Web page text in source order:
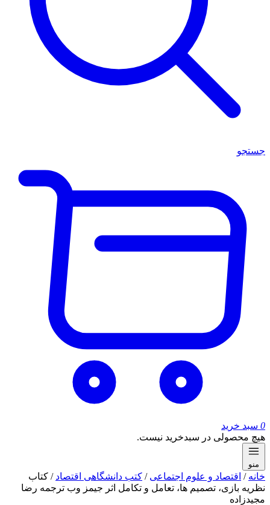
جستجو
0 سبد خرید
هیچ محصولی در سبدخرید نیست.
منو
خانه / اقتصاد و علوم اجتماعی / کتب دانشگاهی اقتصاد / کتاب
نظریه بازی، تصمیم ها، تعامل و تکامل اثر جیمز وب ترجمه رضا
مجیدزاده